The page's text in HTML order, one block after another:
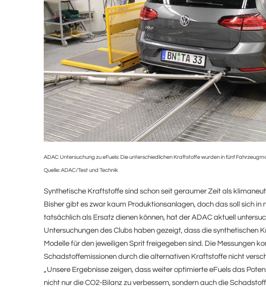
ADAC Untersuchung zu eFuels: Die unterschiedlichen Kraftstoffe wurden in fünf
Quelle:ADAC/Test und Technik
Synthetische Kraftstoffe sind schon seit geraumer Zeit als
Bisher gibt es zwar kaum Produktionsanlagen, doch das soll sich
tatsächlich als Ersatz dienen können, hat der ADAC aktuell
Untersuchungen des Clubs haben gezeigt, dass die synthetischen
Modelle für den jeweiligen Sprit freigegeben sind. Die Messungen
Schadstoffemissionen durch die alternativen Kraftstoffe nicht
„Unsere Ergebnisse zeigen, dass weiter optimierte eFuels das
nicht nur die CO2-Bilanz zu verbessern, sondern auch die